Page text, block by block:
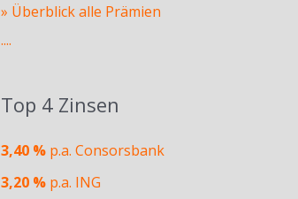
» Überblick alle Prämien
....
Top 4 Zinsen
3,40 %p.a. Consorsbank
3,20 %p.a. ING